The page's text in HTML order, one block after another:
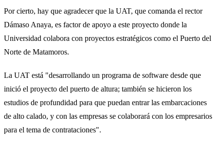
Por cierto, hay que agradecer que la UAT, que comanda el rector
Dámaso Anaya, es factor de apoyo a este proyecto donde la
Universidad colabora con proyectos estratégicos como el Puerto del
Norte de Matamoros.
La UAT está "desarrollando un programa de software desde que
inició el proyecto del puerto de altura; también se hicieron los
estudios de profundidad para que puedan entrar las embarcaciones
de alto calado, y con las empresas se colaborará con los empresarios
para el tema de contrataciones".